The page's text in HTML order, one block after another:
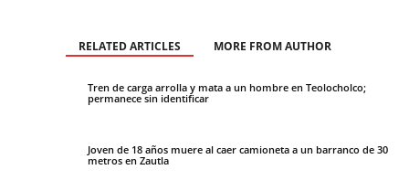
RELATED ARTICLES MORE FROM AUTHOR
Tren de carga arrolla y mata a un hombre en Teolocholco;
permanece sin identificar
Joven de 18 años muere al caer camioneta a un barranco de 30
metros en Zautla